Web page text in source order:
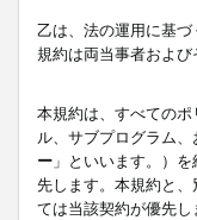
乙は、法の運用に基
規約は両当事者およ
本規約は、すべての
ル、サブプログラム
ー 」といいます。）
先します。本規約と
ては当該契約が優先